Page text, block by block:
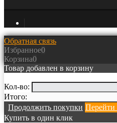
Обратная связь
Избранное0
Корзина0
Товар добавлен в корзину
Кол-во:
Итого:
Продолжить покупки Перейти
Купить в один клик